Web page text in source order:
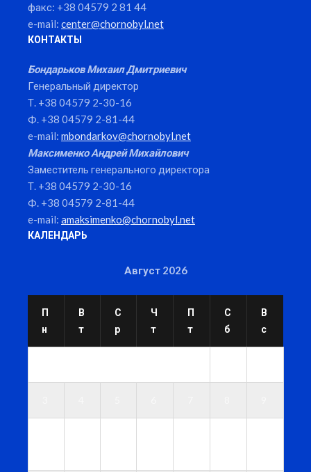
факс: +38 04579 2 81 44
e-mail: center@chornobyl.net
КОНТАКТЫ
Бондарьков Михаил Дмитриевич
Генеральный директор
Т. +38 04579 2-30-16
Ф. +38 04579 2-81-44
e-mail: mbondarkov@chornobyl.net
Максименко Андрей Михайлович
Заместитель генерального директора
Т. +38 04579 2-30-16
Ф. +38 04579 2-81-44
e-mail: amaksimenko@chornobyl.net
КАЛЕНДАРЬ
Август 2026
П
н
В
т
С
р
Ч
т
П
т
С
б
В
с